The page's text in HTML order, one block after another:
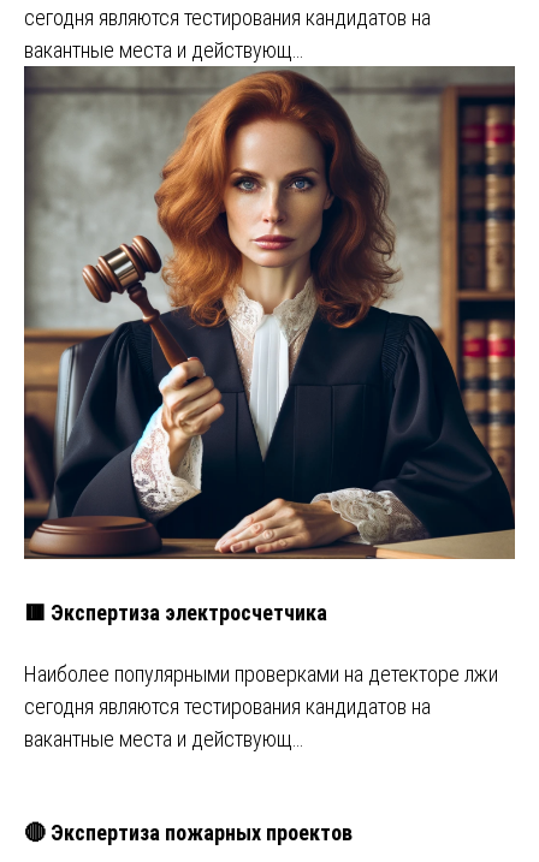
сегодня являются тестирования кандидатов на
вакантные места и действующ…
🟥 Экспертиза электросчетчика
Наиболее популярными проверками на детекторе лжи
сегодня являются тестирования кандидатов на
вакантные места и действующ…
🔴 Экспертиза пожарных проектов